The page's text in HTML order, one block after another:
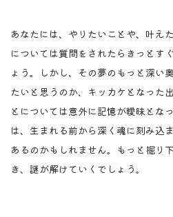
あなたには、やりたいことや、叶え
については質問をされたらきっとす
ょう。しかし、その夢のもっと深い
たいと思うのか、キッカケとなった
とについては意外に記憶が曖昧とな
は、生まれる前から深く魂に刻み込
あるのかもしれません。もっと掘り
き、謎が解けていくでしょう。